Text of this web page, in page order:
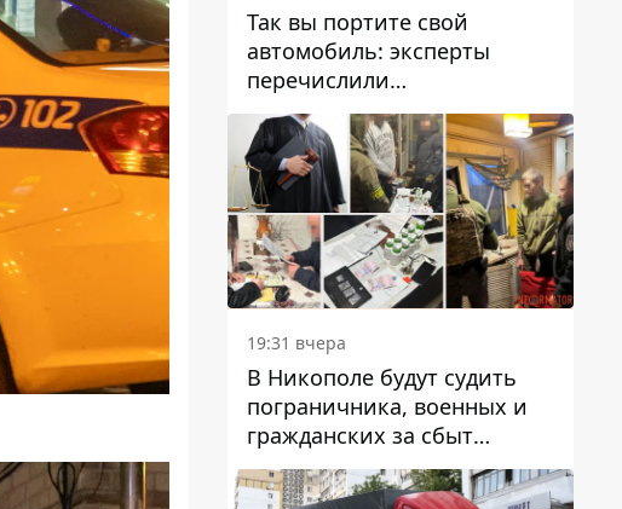
Так вы портите свой
автомобиль: эксперты
перечислили
распространенные
привычки водителей,
которые на самом деле
вредят машине
19:31 вчера
В Никополе будут судить
пограничника, военных и
гражданских за сбыт
психотропов